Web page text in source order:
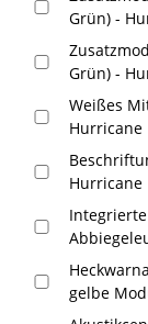
Grün) -
Grün) -
Weißes
Hurricane
Hurricane
gelbe